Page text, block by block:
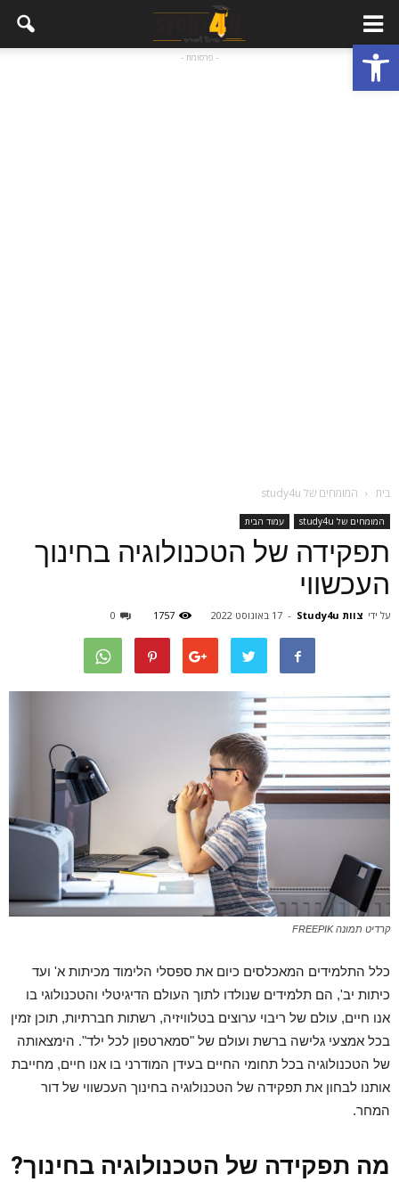
פתח סרגל נגישות - פרסומת -
בית המומחים של study4u
המומחים של study4u עמוד הבית
תפקידה של הטכנולוגיה בחינוך
העכשווי
על ידי צוות Study4u - 17 באוגוסט 2022 1757
0
קרדיט תמונה FREEPIK
כלל התלמידים המאכלסים כיום את ספסלי הלימוד מכיתות א' ועד
כיתות יב', הם תלמידים שנולדו לתוך העולם הדיגיטלי והטכנולוגי בו
אנו חיים, עולם של ריבוי ערוצים בטלוויזיה, רשתות חברתיות, תוכן זמין
בכל אמצעי גלישה ברשת ועולם של "סמארטפון לכל ילד". הימצאותה
של הטכנולוגיה בכל תחומי החיים בעידן המודרני בו אנו חיים, מחייבת
אותנו לבחון את תפקידה של הטכנולוגיה בחינוך העכשווי של דור
המחר.
מה תפקידה של הטכנולוגיה בחינוך?